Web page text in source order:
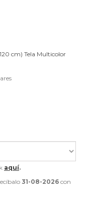
cm) Tela Multicolor
aquí.
31-08-2026 con